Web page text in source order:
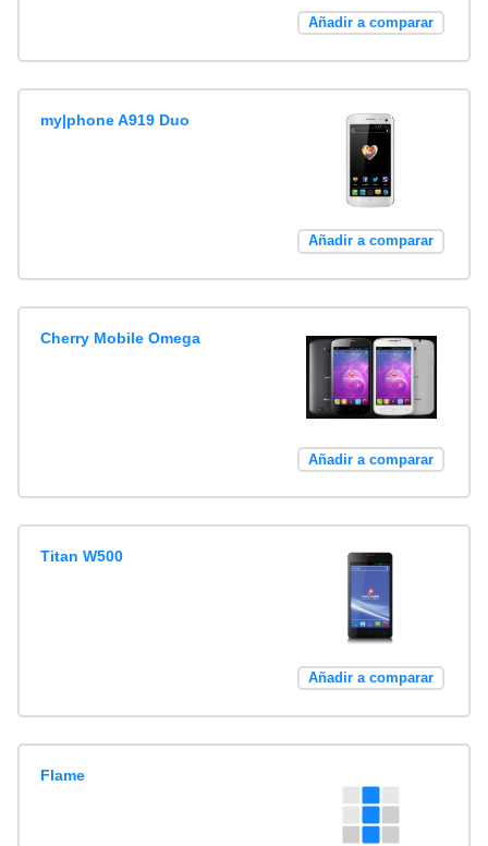
Añadir a comparar
my|phone A919 Duo
Añadir a comparar
Cherry Mobile Omega
Añadir a comparar
Titan W500
Añadir a comparar
Flame